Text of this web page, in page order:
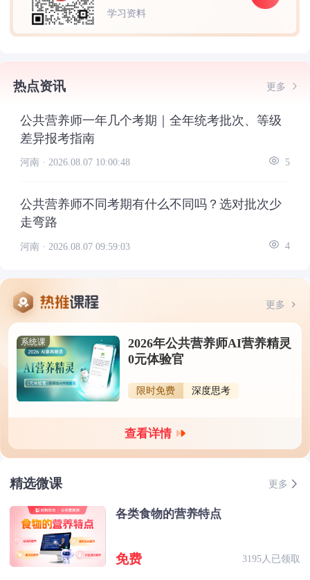
学习资料
热点资讯 更多
公共营养师一年几个考期｜全年统考批次、等级
差异报考指南
河南 · 2026.08.07 10:00:48 5
公共营养师不同考期有什么不同吗？选对批次少
走弯路
河南 · 2026.08.07 09:59:03 4
更多
系统课
2026年公共营养师AI营养精灵
0元体验官
限时免费 深度思考
查看详情
精选微课 更多
各类食物的营养特点
免费 3195人已领取